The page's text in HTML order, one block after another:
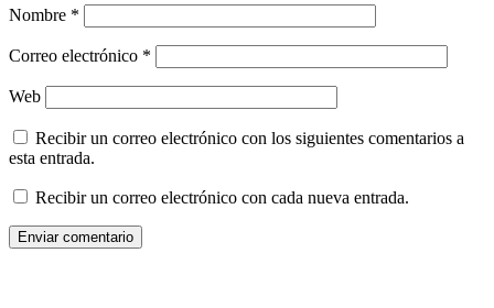
Nombre *
Correo electrónico *
Web
Recibir un correo electrónico con los siguientes comentarios a
esta entrada.
Recibir un correo electrónico con cada nueva entrada.